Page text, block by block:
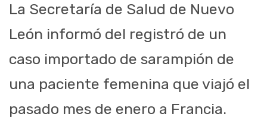
La Secretaría de Salud de Nuevo
León informó del registró de un
caso importado de sarampión de
una paciente femenina que viajó el
pasado mes de enero a Francia.